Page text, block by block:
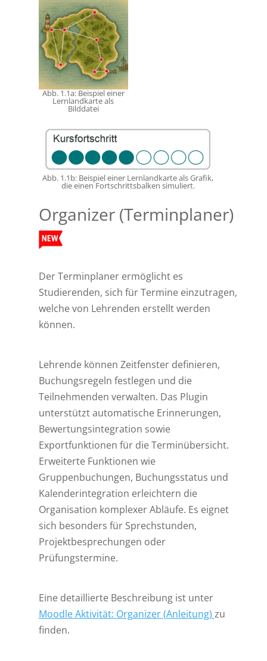
Abb. 1.1a: Beispiel einer
Lernlandkarte als
Bilddatei
Abb. 1.1b: Beispiel einer Lernlandkarte als Grafik,
die einen Fortschrittsbalken simuliert.
Organizer (Terminplaner)
Der Terminplaner ermöglicht es
Studierenden, sich für Termine einzutragen,
welche von Lehrenden erstellt werden
können.
Lehrende können Zeitfenster definieren,
Buchungsregeln festlegen und die
Teilnehmenden verwalten. Das Plugin
unterstützt automatische Erinnerungen,
Bewertungsintegration sowie
Exportfunktionen für die Terminübersicht.
Erweiterte Funktionen wie
Gruppenbuchungen, Buchungsstatus und
Kalenderintegration erleichtern die
Organisation komplexer Abläufe. Es eignet
sich besonders für Sprechstunden,
Projektbesprechungen oder
Prüfungstermine.
Eine detaillierte Beschreibung ist unter
Moodle Aktivität: Organizer (Anleitung) zu
finden.